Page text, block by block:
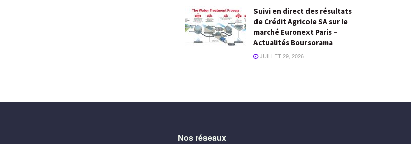
Suivi en direct des résultats
de Crédit Agricole SA sur le
marché Euronext Paris –
Actualités Boursorama
JUILLET 29, 2026
Nos réseaux